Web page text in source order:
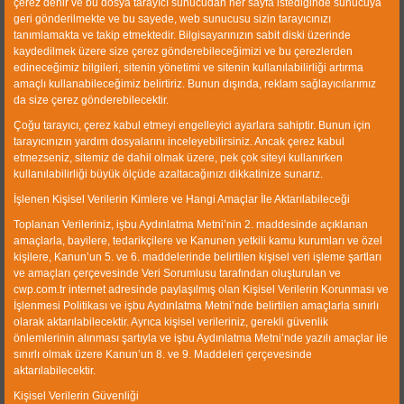
İncele İndir İncele
çerez denir ve bu dosya tarayıcı sunucudan her sayfa istediğinde sunucuya
geri gönderilmekte ve bu sayede, web sunucusu sizin tarayıcınızı
tanımlamakta ve takip etmektedir. Bilgisayarınızın sabit diski üzerinde
kaydedilmek üzere size çerez gönderebileceğimizi ve bu çerezlerden
edineceğimiz bilgileri, sitenin yönetimi ve sitenin kullanılabilirliği artırma
amaçlı kullanabileceğimiz belirtiriz. Bunun dışında, reklam sağlayıcılarımız
da size çerez gönderebilecektir.
Çoğu tarayıcı, çerez kabul etmeyi engelleyici ayarlara sahiptir. Bunun için
tarayıcınızın yardım dosyalarını inceleyebilirsiniz. Ancak çerez kabul
etmezseniz, sitemiz de dahil olmak üzere, pek çok siteyi kullanırken
kullanılabilirliği büyük ölçüde azaltacağınızı dikkatinize sunarız.
İşlenen Kişisel Verilerin Kimlere ve Hangi Amaçlar İle Aktarılabileceği
Toplanan Verileriniz, işbu Aydınlatma Metni’nin 2. maddesinde açıklanan
amaçlarla, bayilere, tedarikçilere ve Kanunen yetkili kamu kurumları ve özel
kişilere, Kanun’un 5. ve 6. maddelerinde belirtilen kişisel veri işleme şartları
ve amaçları çerçevesinde Veri Sorumlusu tarafından oluşturulan ve
cwp.com.tr internet adresinde paylaşılmış olan Kişisel Verilerin Korunması ve
İşlenmesi Politikası ve işbu Aydınlatma Metni’nde belirtilen amaçlarla sınırlı
olarak aktarılabilecektir. Ayrıca kişisel verileriniz, gerekli güvenlik
önlemlerinin alınması şartıyla ve işbu Aydınlatma Metni’nde yazılı amaçlar ile
sınırlı olmak üzere Kanun’un 8. ve 9. Maddeleri çerçevesinde
aktarılabilecektir.
Kişisel Verilerin Güvenliği